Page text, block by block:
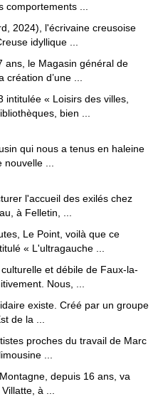
...
2024), l'écrivaine creusoise
idyllique ...
ans, le Magasin général de
d’une ...
« Loisirs des villes,
bien ...
qui nous a tenus en haleine
...
l'accueil des exilés chez
à Felletin, ...
Le Point, voilà que ce
« L'ultragauche ...
et débile de Faux-la-
Nous, ...
existe. Créé par un groupe
de la ...
proches du travail de Marc
...
depuis 16 ans, va
à ...